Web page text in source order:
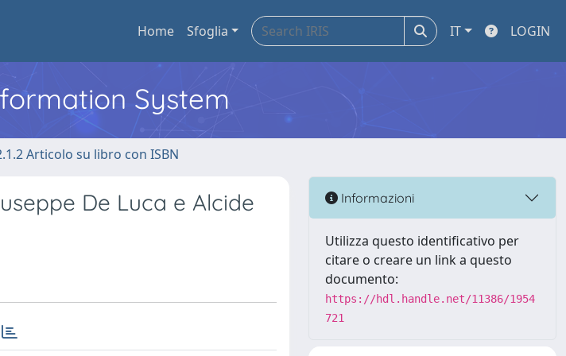
Home Sfoglia IT LOGIN
System
Articolo su libro con ISBN
De Luca e Alcide
Informazioni
Utilizza questo identificativo per
citare o creare un link a questo
documento:
https://hdl.handle.net/11386/1954
721